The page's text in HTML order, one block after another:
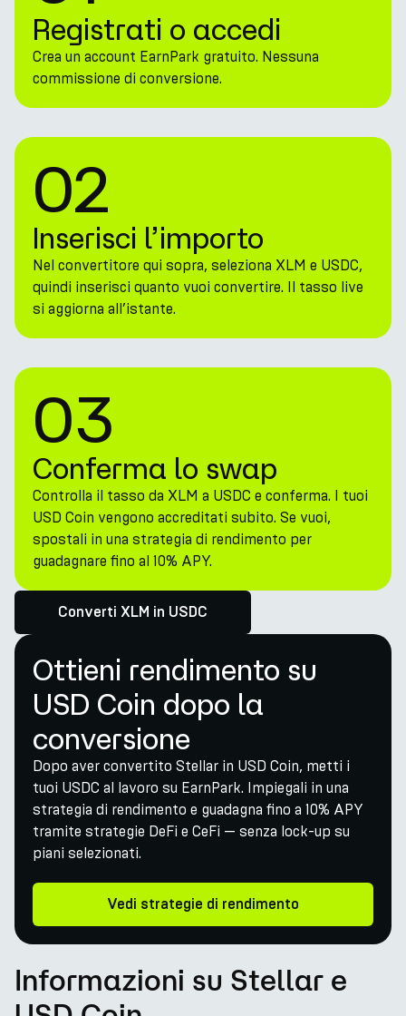
Registrati o accedi
Crea un account EarnPark gratuito. Nessuna
commissione di conversione.
02
Inserisci l’importo
Nel convertitore qui sopra, seleziona XLM e USDC,
quindi inserisci quanto vuoi convertire. Il tasso live
si aggiorna all’istante.
03
Conferma lo swap
Controlla il tasso da XLM a USDC e conferma. I tuoi
USD Coin vengono accreditati subito. Se vuoi,
spostali in una strategia di rendimento per
guadagnare fino al 10% APY.
Converti XLM in USDC
Ottieni rendimento su
USD Coin dopo la
conversione
Dopo aver convertito Stellar in USD Coin, metti i
tuoi USDC al lavoro su EarnPark. Impiegali in una
strategia di rendimento e guadagna fino a 10% APY
tramite strategie DeFi e CeFi — senza lock-up su
piani selezionati.
Vedi strategie di rendimento
Informazioni su Stellar e